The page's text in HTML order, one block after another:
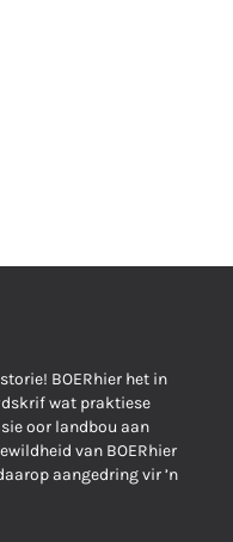
BOERhier het in
wat praktiese
oor landbou aan
van BOERhier
aangedring vir ’n